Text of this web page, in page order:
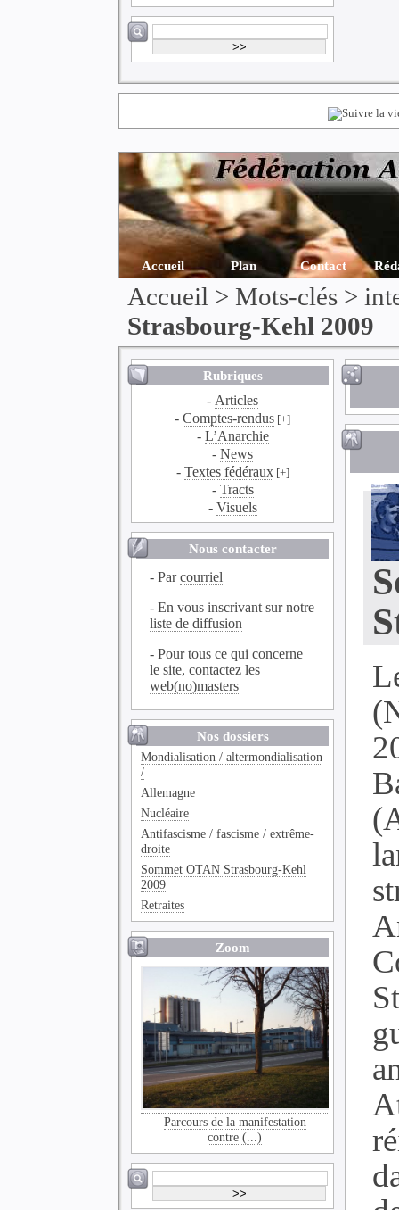
Accueil Plan Contact
Accueil > Mots-clés >
Strasbourg-Kehl 2009
Rubriques
- Articles
-Comptes-rendus [+]
- L’Anarchie
-News
- Textes fédéraux[+]
- Tracts
- Visuels
Nous contacter
- Parcourriel
- En vous inscrivant sur notre
liste de diffusion
- Pour tous ce qui concerne
le site, contactez les
web(no)masters
Nos dossiers
Mondialisation / altermondialisation
/
Allemagne
Nucléaire
Antifascisme / fascisme / extrême-
droite
Sommet OTAN Strasbourg-Kehl
2009
Retraites
Zoom
Parcours de la manifestation
contre (...)